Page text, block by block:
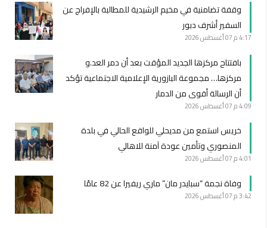
وقفة تضامنية في مخيم الرشيدية للمطالبة بالإفراج عن
السفير أشرف دبور
4:17 م 07 أغسطس 2026
بافتتاح مركزها الجديد المؤقت بعد أن دمر العد.و
مركزها… مجموعة البازورية الإعلامية الاجتماعية تؤكد
أن الرسالة أقوى من الدمار
4:09 م 07 أغسطس 2026
خريس استمع من مديحلي للواقع الحالي في بلدة
المنصوري وتأمين عودة آمنة للاهالي
4:01 م 07 أغسطس 2026
وفاة نجمة “سبايدر مان” ماري ريفيرا عن 82 عامًا
3:42 م 07 أغسطس 2026